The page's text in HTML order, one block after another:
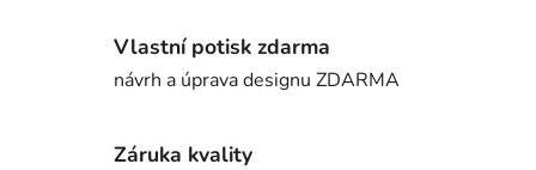
Vlastní potisk zdarma
návrh a úprava designu ZDARMA
Záruka kvality